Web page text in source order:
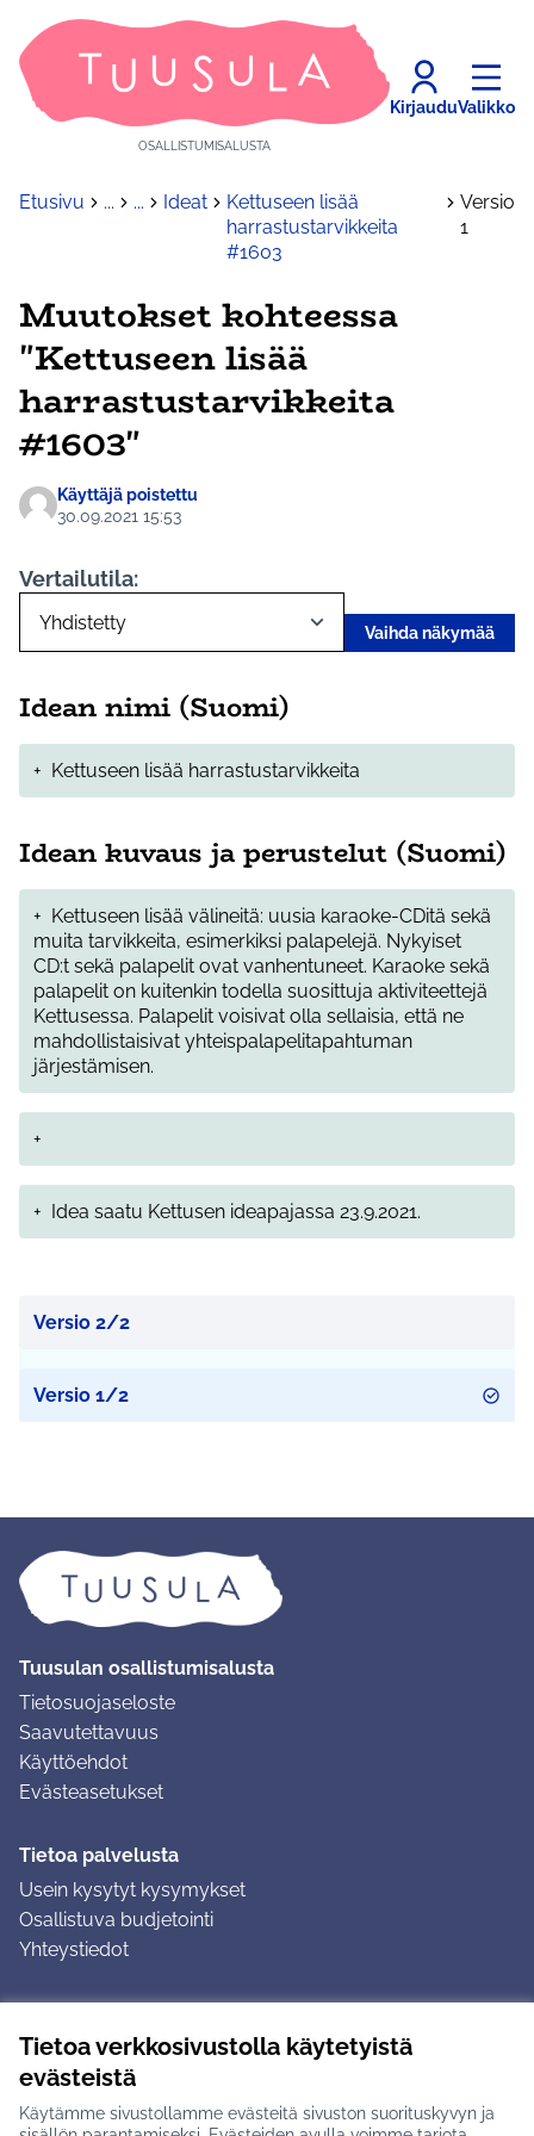
Tietoa verkkosivustolla käytetyistä
evästeistä
Käytämme sivustollamme evästeitä sivuston suorituskyvyn ja
OSALLISTUMISALUSTA
KirjauduValikko
Etusivu ... ... Ideat
Kettuseen lisää
harrastustarvikkeita
#1603
Versio
1
Muutokset kohteessa
"Kettuseen lisää
harrastustarvikkeita
#1603"
Käyttäjä poistettu
30.09.2021 15:53
Vertailutila:
Vaihda näkymää
Idean nimi (Suomi)
+ Kettuseen lisää harrastustarvikkeita
Idean kuvaus ja perustelut (Suomi)
+ Kettuseen lisää välineitä: uusia karaoke-CDitä sekä
muita tarvikkeita, esimerkiksi palapelejä. Nykyiset
CD:t sekä palapelit ovat vanhentuneet. Karaoke sekä
palapelit on kuitenkin todella suosittuja aktiviteettejä
Kettusessa. Palapelit voisivat olla sellaisia, että ne
mahdollistaisivat yhteispalapelitapahtuman
järjestämisen.
+
+ Idea saatu Kettusen ideapajassa 23.9.2021.
Versio 2/2
Versio 1/2
Tuusulan osallistumisalusta
Tietosuojaseloste
Saavutettavuus
Käyttöehdot
Evästeasetukset
Tietoa palvelusta
Usein kysytyt kysymykset
Osallistuva budjetointi
Yhteystiedot
Ohjeet kirjautumiseen
Ohjeet kommentin jättämiseen